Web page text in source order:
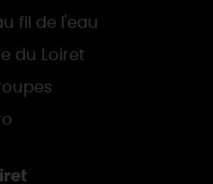
fil de l'eau
du Loiret